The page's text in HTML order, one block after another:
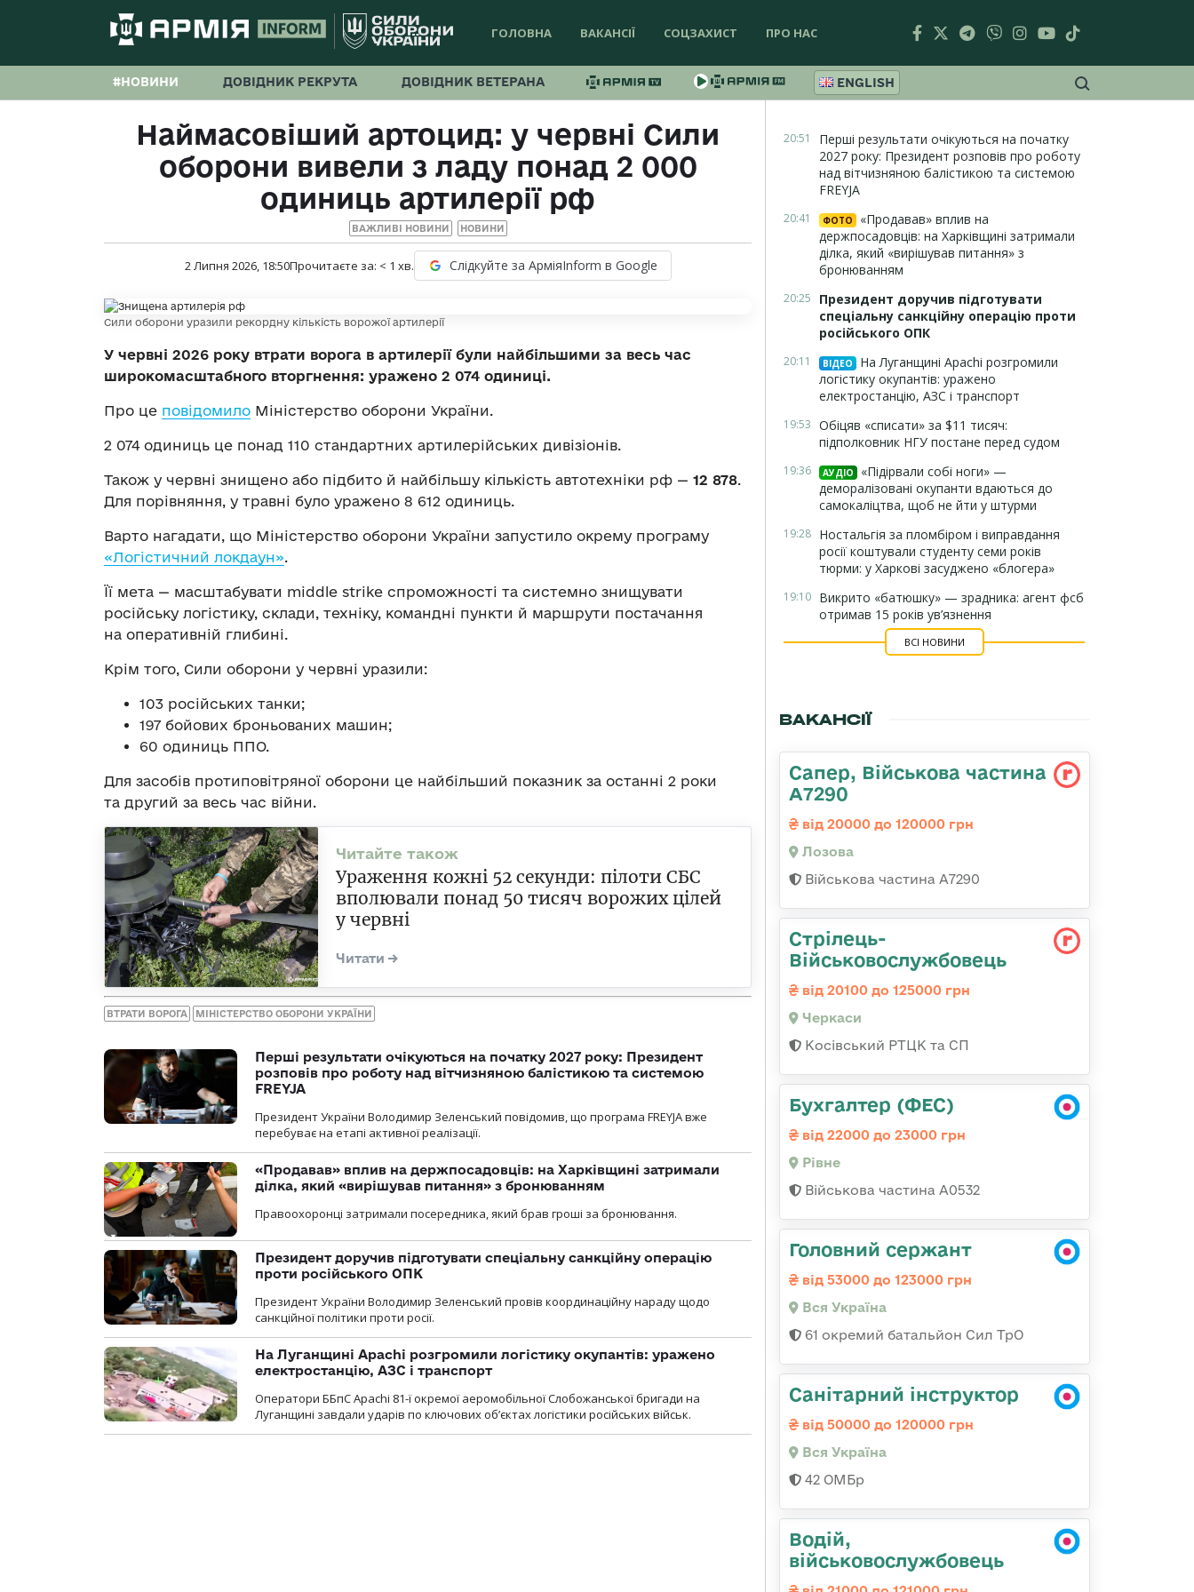
ГОЛОВНА ВАКАНСІЇ СОЦЗАХИСТ ПРО НАС
#НОВИНИ ДОВІДНИК РЕКРУТА ДОВІДНИК ВЕТЕРАНА ENGLISH
Наймасовіший артоцид: у червні Сили
оборони вивели з ладу понад 2 000
одиниць артилерії рф
ВАЖЛИВІ НОВИНИ НОВИНИ
2 Липня 2026, 18:50Прочитаєте за: < 1 хв. Слідкуйте за АрміяInform в Google
Сили оборони уразили рекордну кількість ворожої артилерії
У червні 2026 року втрати ворога в артилерії були найбільшими за весь час
широкомасштабного вторгнення: уражено 2 074 одиниці.
Про це повідомило Міністерство оборони України.
2 074 одиниць це понад 110 стандартних артилерійських дивізіонів.
Також у червні знищено або підбито й найбільшу кількість автотехніки рф — 12 878.
Для порівняння, у травні було уражено 8 612 одиниць.
Варто нагадати, що Міністерство оборони України запустило окрему програму
«Логістичний локдаун».
Її мета — масштабувати middle strike спроможності та системно знищувати
російську логістику, склади, техніку, командні пункти й маршрути постачання
на оперативній глибині.
Крім того, Сили оборони у червні уразили:
103 російських танки;
197 бойових броньованих машин;
60 одиниць ППО.
Для засобів протиповітряної оборони це найбільший показник за останні 2 роки
та другий за весь час війни.
Ураження кожні 52 секунди: пілоти СБС
вполювали понад 50 тисяч ворожих цілей
у червні
ВТРАТИ ВОРОГА МІНІСТЕРСТВО ОБОРОНИ УКРАЇНИ
Перші результати очікуються на початку 2027 року: Президент
розповів про роботу над вітчизняною балістикою та системою
FREYJA
Президент України Володимир Зеленський повідомив, що програма FREYJA вже
перебуває на етапі активної реалізації.
«Продавав» вплив на держпосадовців: на Харківщині затримали
ділка, який «вирішував питання» з бронюванням
Правоохоронці затримали посередника, який брав гроші за бронювання.
Президент доручив підготувати спеціальну санкційну операцію
проти російського ОПК
Президент України Володимир Зеленський провів координаційну нараду щодо
санкційної політики проти росії.
На Луганщині Apachi розгромили логістику окупантів: уражено
електростанцію, АЗС і транспорт
Оператори ББпС Apachi 81-ї окремої аеромобільної Слобожанської бригади на
Луганщині завдали ударів по ключових об’єктах логістики російських військ.
20:51
Перші результати очікуються на початку
2027 року: Президент розповів про роботу
над вітчизняною балістикою та системою
FREYJA
20:41 ФОТО
«Продавав» вплив на
держпосадовців: на Харківщині затримали
ділка, який «вирішував питання» з
бронюванням
20:25
Президент доручив підготувати
спеціальну санкційну операцію проти
російського ОПК
20:11 ВІДЕО
На Луганщині Apachi розгромили
логістику окупантів: уражено
електростанцію, АЗС і транспорт
19:53 Обіцяв «списати» за $11 тисяч:
підполковник НГУ постане перед судом
19:36 АУДІО
«Підірвали собі ноги» —
деморалізовані окупанти вдаються до
самокаліцтва, щоб не йти у штурми
19:28 Ностальгія за пломбіром і виправдання
росії коштували студенту семи років
тюрми: у Харкові засуджено «блогера»
19:10 Викрито «батюшку» — зрадника: агент фсб
отримав 15 років ув’язнення
ВСІ НОВИНИ
ВАКАНСІЇ
Сапер, Військова частина
А7290
від 20000 до 120000 грн
Лозова
Військова частина А7290
Стрілець-
Військовослужбовець
від 20100 до 125000 грн
Черкаси
Косівський РТЦК та СП
Бухгалтер (ФЕС)
від 22000 до 23000 грн
Рівне
Військова частина А0532
Головний сержант
від 53000 до 123000 грн
Вся Україна
61 окремий батальйон Сил ТрО
Санітарний інструктор
від 50000 до 120000 грн
Вся Україна
42 ОМБр
Водій,
військовослужбовець